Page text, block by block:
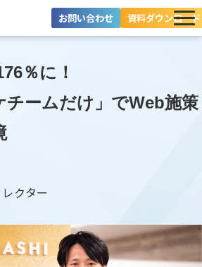
お問い合わせ 資料ダウンロード
ツール・機能一覧
料金プラン
セミナー
お役立ち情報
％に！
チームだけ」でWeb施策
クター